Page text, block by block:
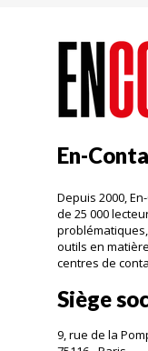
En-
Depuis 2000,
de 25 000
outils en
centres de
Siège
9, rue de la